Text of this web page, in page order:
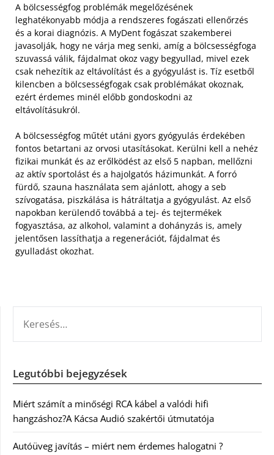
A bölcsességfog problémák megelőzésének
leghatékonyabb módja a rendszeres fogászati ellenőrzés
és a korai diagnózis. A MyDent fogászat szakemberei
javasolják, hogy ne várja meg senki, amíg a bölcsességfoga
szuvassá válik, fájdalmat okoz vagy begyullad, mivel ezek
csak nehezítik az eltávolítást és a gyógyulást is. Tíz esetből
kilencben a bölcsességfogak csak problémákat okoznak,
ezért érdemes minél előbb gondoskodni az
eltávolításukról.
A bölcsességfog műtét utáni gyors gyógyulás érdekében
fontos betartani az orvosi utasításokat. Kerülni kell a nehéz
fizikai munkát és az erőlködést az első 5 napban, mellőzni
az aktív sportolást és a hajolgatós házimunkát. A forró
fürdő, szauna használata sem ajánlott, ahogy a seb
szívogatása, piszkálása is hátráltatja a gyógyulást. Az első
napokban kerülendő továbbá a tej- és tejtermékek
fogyasztása, az alkohol, valamint a dohányzás is, amely
jelentősen lassíthatja a regenerációt, fájdalmat és
gyulladást okozhat.
Legutóbbi bejegyzések
Miért számít a minőségi RCA kábel a valódi hifi
hangzáshoz?A Kácsa Audió szakértői útmutatója
Autóüveg javítás – miért nem érdemes halogatni ?